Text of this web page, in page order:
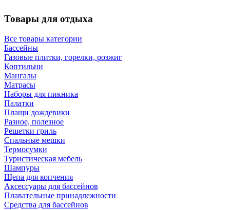
Товары для отдыха
Все товары категории
Бассейны
Газовые плитки, горелки, розжиг
Коптильни
Мангалы
Матрасы
Наборы для пикника
Палатки
Плащи дождевики
Разное, полезное
Решетки гриль
Спальные мешки
Термосумки
Туристическая мебель
Шампуры
Щепа для копчения
Аксессуары для бассейнов
Плавательные принадлежности
Средства для бассейнов